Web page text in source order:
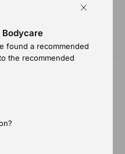
bløde og magre
Bodycare
found a recommended
the recommended